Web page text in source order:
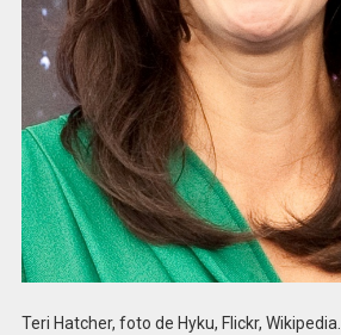
Teri Hatcher, foto de Hyku, Flickr, Wikipedia.